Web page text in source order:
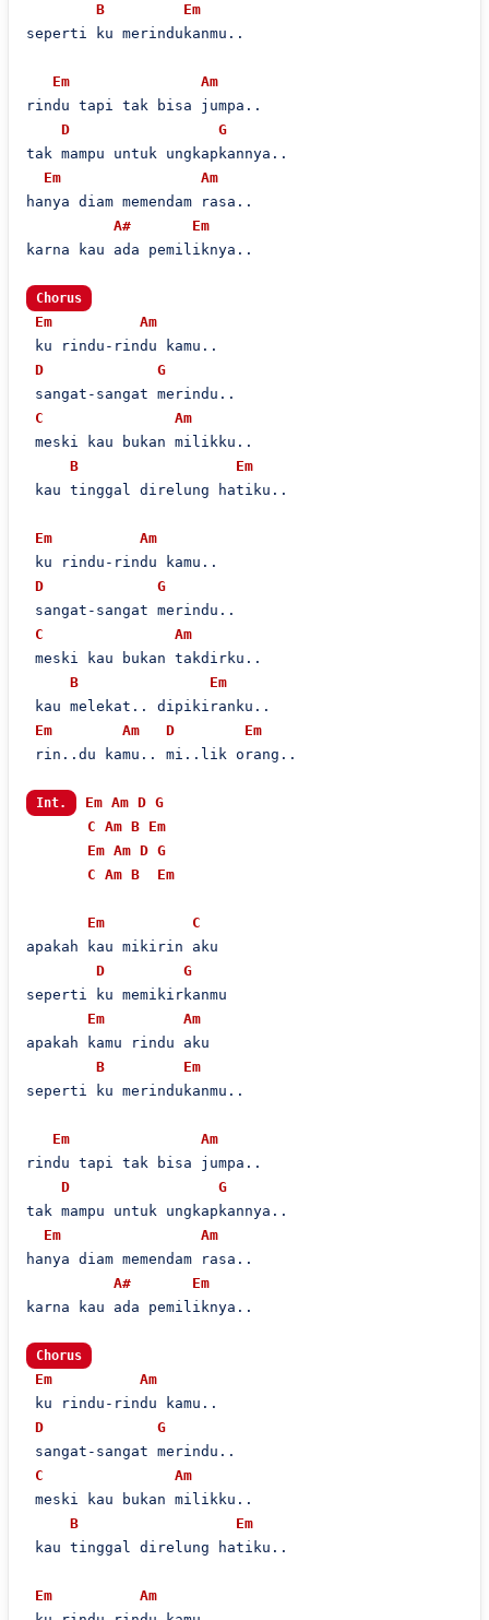
B
Em
seperti ku merindukanmu..
Em
Am
rindu tapi tak bisa jumpa..
D
G
tak mampu untuk ungkapkannya..
Em
Am
hanya diam memendam rasa..
A#
Em
karna kau ada pemiliknya..
Chorus
Em
Am
ku rindu-rindu kamu..
D
G
sangat-sangat merindu..
C
Am
meski kau bukan milikku..
B
Em
kau tinggal direlung hatiku..
Em
Am
ku rindu-rindu kamu..
D
G
sangat-sangat merindu..
C
Am
meski kau bukan takdirku..
B
Em
kau melekat.. dipikiranku..
Em
Am D
Em
rin..du kamu.. mi..lik orang..
Int. Em Am D G
C Am B
Em
Em Am D G
C Am B Em
Em
C
apakah kau mikirin aku
D
G
seperti ku memikirkanmu
Em
Am
apakah kamu rindu aku
B
Em
seperti ku merindukanmu..
Em
Am
rindu tapi tak bisa jumpa..
D
G
tak mampu untuk ungkapkannya..
Em
Am
hanya diam memendam rasa..
A#
Em
karna kau ada pemiliknya..
Chorus
Em
Am
ku rindu-rindu kamu..
D
G
sangat-sangat merindu..
C
Am
meski kau bukan milikku..
B
Em
kau tinggal direlung hatiku..
Em
Am